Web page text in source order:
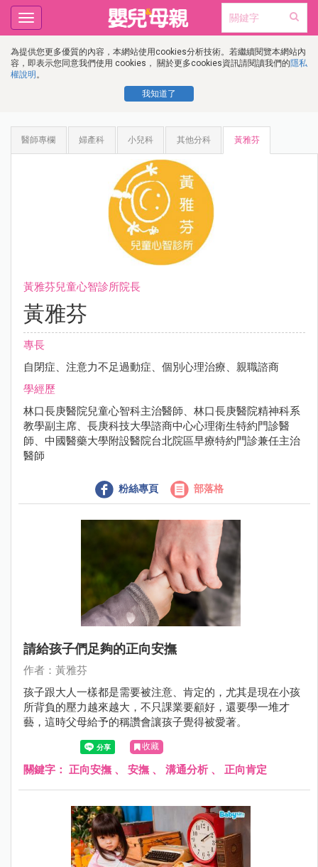
為提供您更多優質的內容，本網站使用cookies分析技術。若繼續閱覽本網站內
容，即表示您同意我們使用 cookies， 關於更多cookies資訊請閱讀我們的隱私
權說明 。
我知道了
Toggle
navigation
醫師專欄 婦產科 小兒科 其他分科 黃雅芬
黃雅芬兒童心智診所院長
黃雅芬
專長
自閉症、注意力不足過動症、個別心理治療、親職諮商
學經歷
林口長庚醫院兒童心智科主治醫師、林口長庚醫院精神科系
教學副主席、長庚科技大學諮商中心心理衛生特約門診醫
師、中國醫藥大學附設醫院台北院區早療特約門診兼任主治
醫師
粉絲專頁 部落格
請給孩子們足夠的正向安撫
作者：黃雅芬
孩子跟大人一樣都是需要被注意、肯定的，尤其是現在小孩
所背負的壓力越來越大，不只課業要顧好，還要學一堆才
藝，這時父母給予的稱讚會讓孩子覺得被愛著。
收藏
關鍵字： 正向安撫 、 安撫 、 溝通分析 、 正向肯定